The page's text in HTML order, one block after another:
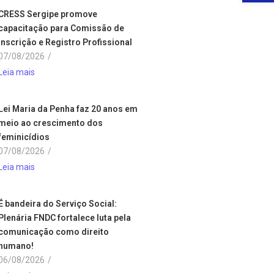
Sergipe promove
para Comissão de
e Registro Profissional
08/2026 /
mais
Maria da Penha faz 20 anos em
ao crescimento dos
08/2026 /
mais
bandeira do Serviço Social:
FNDC fortalece luta pela
como direito
08/2026 /